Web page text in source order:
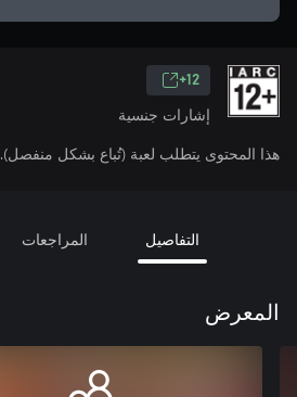
12+
إشارات جنسية
هذا المحتوى يتطلب لعبة (تُباع بشكل منفصل).
التفاصيل المراجعات
المعرض